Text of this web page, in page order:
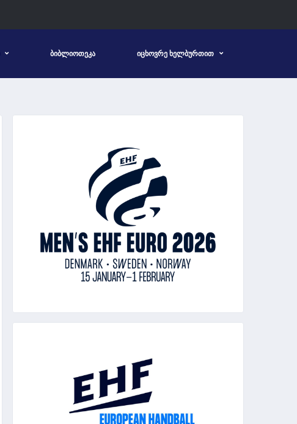
ᲑᲘᲑᲚᲘᲝᲗᲔᲙᲐ ᲘᲪᲮᲝᲕᲠᲔ ᲮᲔᲚᲑᲣᲠᲗᲘᲗ